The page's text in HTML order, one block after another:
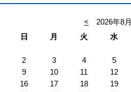
< 2026年8月
日
月 火 水
2
3 4 5
9
10 11 12
16
17 18 19